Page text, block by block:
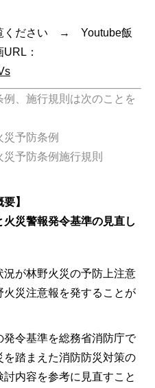
ください → Youtube飯
：
、施行規則は次のことを
予防条例
予防条例施行規則
】
災警報発令基準の見直し
が林野火災の予防上注意
災注意報を発することが
令基準を総務省消防庁で
踏まえた消防防災対策の
内容を参考に見直すこと